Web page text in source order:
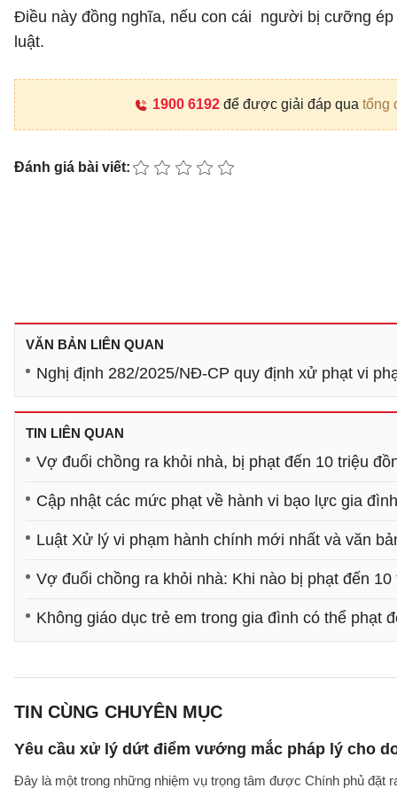
Điều này đồng nghĩa, nếu con cái người bị cưỡng
luật.
1900 6192để được giải đáp qua tổng
Đánh giá bài viết:
VĂN BẢN LIÊN QUAN
Nghị định 282/2025/NĐ-CP quy định xử phạt vi
TIN LIÊN QUAN
Vợ đuổi chồng ra khỏi nhà, bị phạt đến 10 triệu
Cập nhật các mức phạt về hành vi bạo lực gia
Luật Xử lý vi phạm hành chính mới nhất và văn
Vợ đuổi chồng ra khỏi nhà: Khi nào bị phạt đến 10
Không giáo dục trẻ em trong gia đình có thể phạt
TIN CÙNG CHUYÊN MỤC
Yêu cầu xử lý dứt điểm vướng mắc pháp lý cho
Đây là một trong những nhiệm vụ trọng tâm được Chính phủ đặt